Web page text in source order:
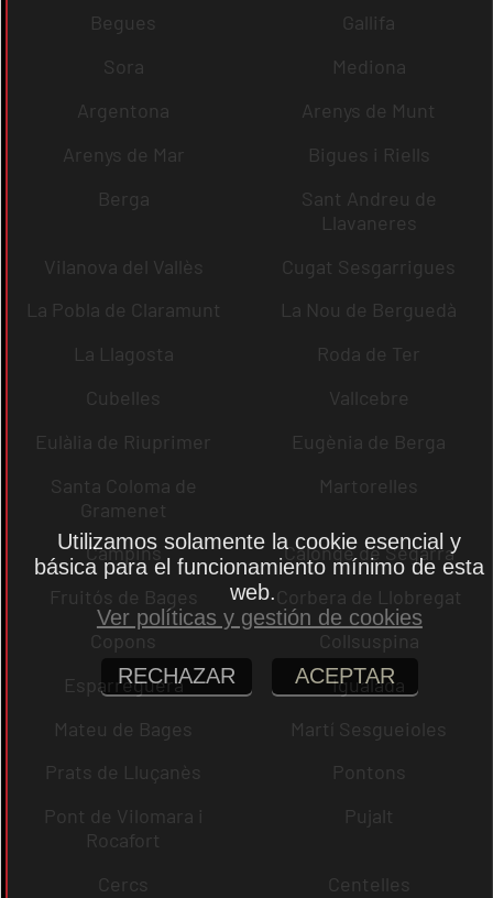
Begues
Gallifa
Sora
Mediona
Argentona
Arenys de Munt
Arenys de Mar
Bigues i Riells
Berga
Sant Andreu de
Llavaneres
Vilanova del Vallès
Cugat Sesgarrigues
La Pobla de Claramunt
La Nou de Berguedà
La Llagosta
Roda de Ter
Cubelles
Vallcebre
Eulàlia de Riuprimer
Eugènia de Berga
Santa Coloma de
Gramenet
Martorelles
Campins
Calonge de Segarra
Fruitós de Bages
Corbera de Llobregat
Copons
Collsuspina
Esparreguera
Igualada
Mateu de Bages
Martí Sesgueioles
Prats de Lluçanès
Pontons
Pont de Vilomara i
Rocafort
Pujalt
Cercs
Centelles
Utilizamos solamente la cookie esencial y
básica para el funcionamiento mínimo de esta
web.
Ver políticas y gestión de cookies
RECHAZAR ACEPTAR